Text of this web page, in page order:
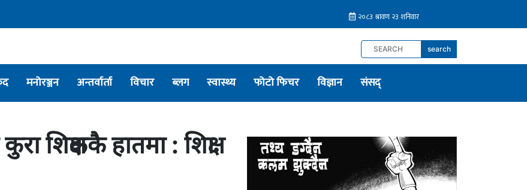
search
मनोरञ्जन अन्तर्वार्ता विचार ब्लग स्वास्थ्य फोटो फिचर विज्ञान संसद्
शिक्षककै हातमा : शिक्षा